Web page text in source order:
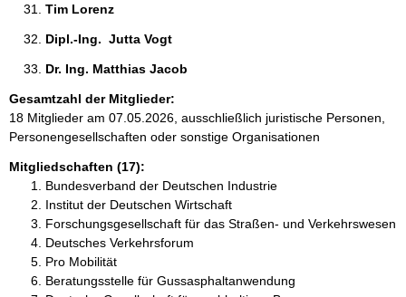
Tim Lorenz
Dipl.-Ing.  Jutta Vogt
Dr. Ing. Matthias Jacob
Gesamtzahl der Mitglieder:
18 Mitglieder am 07.05.2026, ausschließlich juristische Personen,
Personengesellschaften oder sonstige Organisationen
Mitgliedschaften (17):
Bundesverband der Deutschen Industrie
Institut der Deutschen Wirtschaft
Forschungsgesellschaft für das Straßen- und Verkehrswesen
Deutsches Verkehrsforum
Pro Mobilität
Beratungsstelle für Gussasphaltanwendung